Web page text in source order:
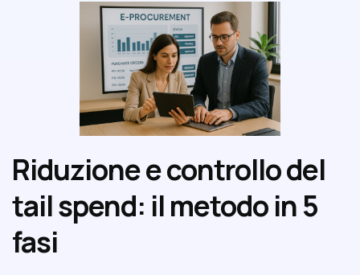
Riduzione e controllo del
tail spend: il metodo in 5
fasi